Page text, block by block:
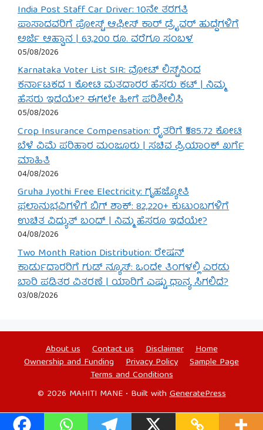
India Post Staff Car Driver: 10ನೇ ತರಗತಿ
ಪಾಸಾದವರಿಗೆ ಪೋಸ್ಟ್ ಆಫೀಸ್ ಕಾರ್ ಡ್ರೈವರ್ ಹುದ್ದೆಗಳಿಗೆ
ಅರ್ಜಿ ಆಹ್ವಾನ | 63,200 ರೂ. ವರೆಗೂ ಸಂಬಳ
05/08/2026
Karnataka Voter List SIR: ವೋಟ್ ಲಿಸ್ಟ್‌ನಿಂದ
ಕರ್ನಾಟಕದ 1 ಕೋಟಿ ಮತದಾರರ ಹೆಸರು ಕಟ್ | ನಿಮ್ಮ
ಹೆಸರು ಇದೆಯೇ? ಈಗಲೇ ಹೀಗೆ ಪರಿಶೀಲಿಸಿ
05/08/2026
Crop Insurance Compensation: ರೈತರಿಗೆ ₹585.72 ಕೋಟಿ
ಬೆಳೆ ವಿಮೆ ಪರಿಹಾರ ಮಂಜೂರು | ಸಚಿವ ಪ್ರಿಯಾಂಕ್ ಖರ್ಗೆ
ಮಾಹಿತಿ
04/08/2026
Gruha Jyothi Free Electricity: ಗೃಹಜ್ಯೋತಿ
ಫಲಾನುಭವಿಗಳಿಗೆ ಬಿಗ್ ಶಾಕ್: 82,220+ ಕುಟುಂಬಗಳಿಗೆ
ಉಚಿತ ವಿದ್ಯುತ್ ಬಂದ್ | ನಿಮ್ಮ ಹೆಸರೂ ಇದೆಯೇ?
04/08/2026
Two Month Ration Distribution: ರೇಷನ್
ಕಾರ್ಡುದಾರರಿಗೆ ಗುಡ್ ನ್ಯೂಸ್: ಒಂದೇ ತಿಂಗಳಲ್ಲಿ ಎರಡು
ಬಾರಿ ಪಡಿತರ ವಿತರಣೆ | ಯಾರಿಗೆ ಎಷ್ಟು ಧಾನ್ಯ ಸಿಗಲಿದೆ?
03/08/2026
About us Contact us Disclaimer
Home
Ownership and Funding
Privacy Policy
Sample Page
Terms and Conditions
© 2026 MAHITI MANE• Built withGeneratePress